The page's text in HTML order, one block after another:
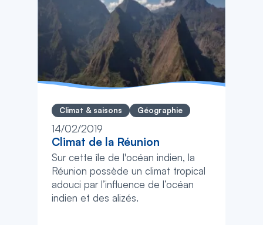
Climat & saisons Géographie
14/02/2019
Climat de la Réunion
Sur cette île de l'océan indien, la
Réunion possède un climat tropical
adouci par l’influence de l’océan
indien et des alizés.